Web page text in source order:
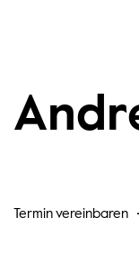
Termin vereinbaren